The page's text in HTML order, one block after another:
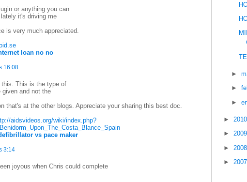
or anything you can
it's driving me
is very much appreciated.
loan no no
16:08
this. This is the type of
given and not the
that's at the other blogs. Appreciate your sharing this best doc.
aidsvideos.org/wiki/index.php?
vs pace maker
3:14
joyous when Chris could complete
►
►
►
►
►
►
►